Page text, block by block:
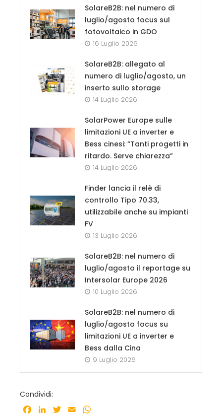
SolareB2B: nel numero di
luglio/agosto focus sul
fotovoltaico in GDO
16 Luglio 2026
SolareB2B: allegato al
numero di luglio/agosto, un
inserto sullo storage
14 Luglio 2026
SolarPower Europe sulle
limitazioni UE a inverter e
Bess cinesi: “Tanti progetti in
ritardo. Serve chiarezza”
14 Luglio 2026
Finder lancia il relè di
controllo Tipo 70.33,
utilizzabile anche su impianti
FV
13 Luglio 2026
SolareB2B: nel numero di
luglio/agosto il reportage su
Intersolar Europe 2026
10 Luglio 2026
SolareB2B: nel numero di
luglio/agosto focus su
limitazioni UE a inverter e
Bess dalla Cina
9 Luglio 2026
Condividi:
Facebook
LinkedInTwitter
Email